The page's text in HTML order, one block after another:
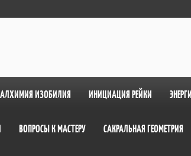
АЛХИМИЯ ИЗОБИЛИЯ ИНИЦИАЦИЯ РЕЙКИ
ВОПРОСЫ К МАСТЕРУ САКРАЛЬНАЯ ГЕОМЕТРИЯ